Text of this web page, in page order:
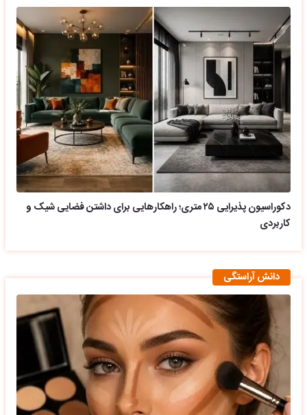
دکوراسیون پذیرایی ۲۵ متری؛ راهکارهایی برای داشتن فضایی شیک و
کاربردی
دانش آراستگی